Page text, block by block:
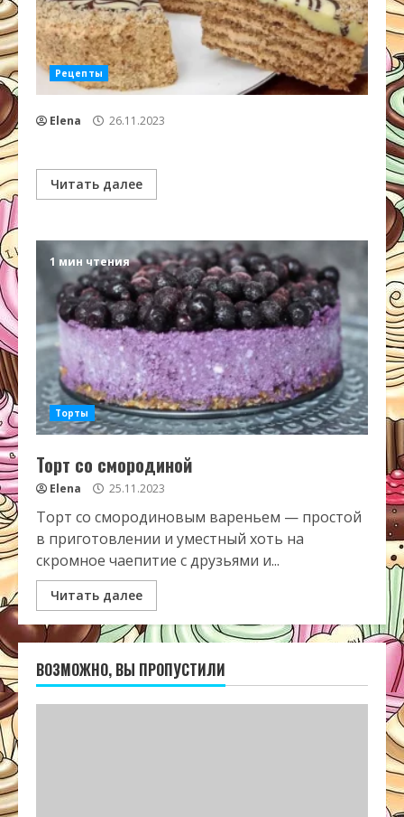
Рецепты
Elena 26.11.2023
Читать далее
1 мин чтения
Торты
Торт со смородиной
Elena 25.11.2023
Торт со смородиновым вареньем — простой
в приготовлении и уместный хоть на
скромное чаепитие с друзьями и...
Читать далее
ВОЗМОЖНО, ВЫ ПРОПУСТИЛИ